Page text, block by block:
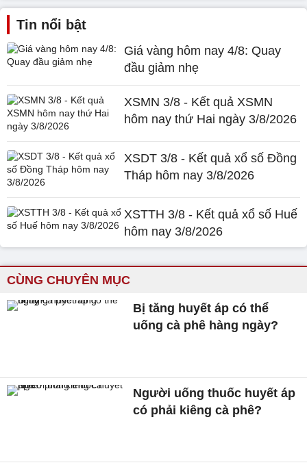
Tin nổi bật
Giá vàng hôm nay 4/8: Quay
đầu giảm nhẹ
XSMN 3/8 - Kết quả XSMN
hôm nay thứ Hai ngày 3/8/2026
XSDT 3/8 - Kết quả xổ số Đồng
Tháp hôm nay 3/8/2026
XSTTH 3/8 - Kết quả xổ số Huế
hôm nay 3/8/2026
CÙNG CHUYÊN MỤC
Bị tăng huyết áp có thể
uống cà phê hàng ngày?
Người uống thuốc huyết áp
có phải kiêng cà phê?